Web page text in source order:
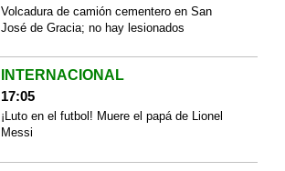
Volcadura de camión cementero en San
José de Gracia; no hay lesionados
INTERNACIONAL
17:05
¡Luto en el futbol! Muere el papá de Lionel
Messi